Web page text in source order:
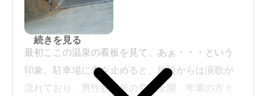
最初ここの温泉の看板を見て、あぁ・・・という
印象。駐車場に車を止めると、施設からは演歌が
流れており、男性脱衣所の窓は全開、年輩の方々
続きを見る